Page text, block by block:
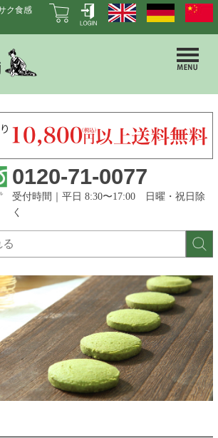
ク食感
0120-71-0077
受付時間｜平日 8:30〜17:00 日曜・祝日除
く